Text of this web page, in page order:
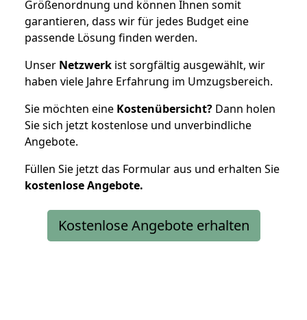
Größenordnung und können Ihnen somit
garantieren, dass wir für jedes Budget eine
passende Lösung finden werden.
Unser Netzwerk ist sorgfältig ausgewählt, wir
haben viele Jahre Erfahrung im Umzugsbereich.
Sie möchten eine Kostenübersicht? Dann holen
Sie sich jetzt kostenlose und unverbindliche
Angebote.
Füllen Sie jetzt das Formular aus und erhalten Sie
kostenloseAngebote.
Kostenlose Angebote erhalten